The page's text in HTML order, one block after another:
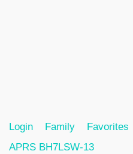
Login Family
Favorites
APRS BH7LSW-13